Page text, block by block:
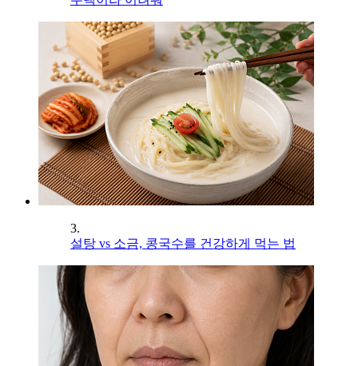
3.
설탕 vs 소금, 콩국수를 건강하게 먹는 법